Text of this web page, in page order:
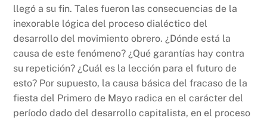
llegó a su fin. Tales fueron las consecuencias de la
inexorable lógica del proceso dialéctico del
desarrollo del movimiento obrero. ¿Dónde está la
causa de este fenómeno? ¿Qué garantías hay contra
su repetición? ¿Cuál es la lección para el futuro de
esto? Por supuesto, la causa básica del fracaso de la
fiesta del Primero de Mayo radica en el carácter del
período dado del desarrollo capitalista, en el proceso